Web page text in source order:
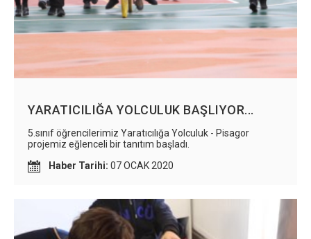
YARATICILIĞA YOLCULUK BAŞLIYOR...
5.sınıf öğrencilerimiz Yaratıcılığa Yolculuk - Pisagor
projemiz eğlenceli bir tanıtım başladı.
Haber Tarihi: 07 OCAK 2020